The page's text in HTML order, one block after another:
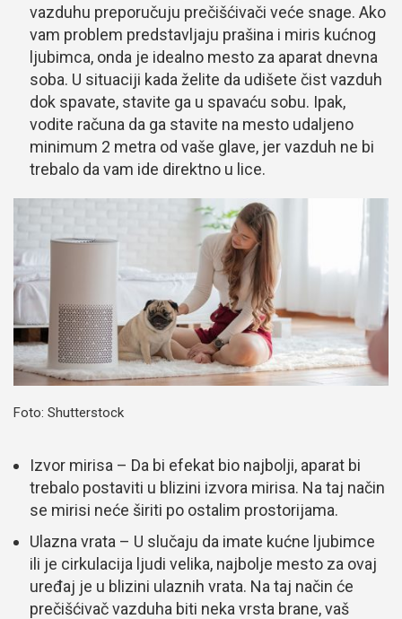
vazduhu preporučuju prečišćivači veće snage. Ako
vam problem predstavljaju prašina i miris kućnog
ljubimca, onda je idealno mesto za aparat dnevna
soba. U situaciji kada želite da udišete čist vazduh
dok spavate, stavite ga u spavaću sobu. Ipak,
vodite računa da ga stavite na mesto udaljeno
minimum 2 metra od vaše glave, jer vazduh ne bi
trebalo da vam ide direktno u lice.
Foto: Shutterstock
Izvor mirisa – Da bi efekat bio najbolji, aparat bi
trebalo postaviti u blizini izvora mirisa. Na taj način
se mirisi neće širiti po ostalim prostorijama.
Ulazna vrata – U slučaju da imate kućne ljubimce
ili je cirkulacija ljudi velika, najbolje mesto za ovaj
uređaj je u blizini ulaznih vrata. Na taj način će
prečišćivač vazduha biti neka vrsta brane, vaš